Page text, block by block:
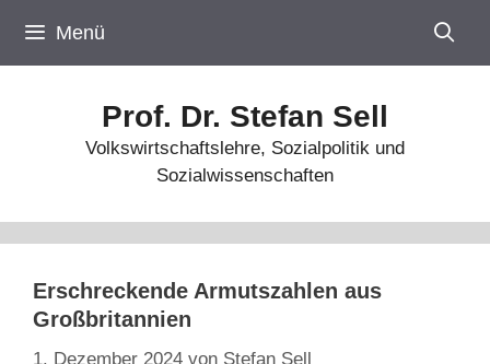
Inhalt
springen
Menü
Prof. Dr. Stefan Sell
Volkswirtschaftslehre, Sozialpolitik und
Sozialwissenschaften
Erschreckende Armutszahlen aus
Großbritannien
1. Dezember 2024 von Stefan Sell